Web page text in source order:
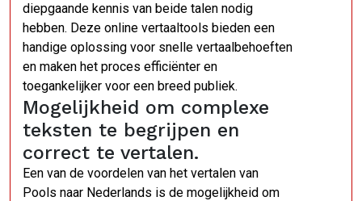
diepgaande kennis van beide talen nodig
hebben. Deze online vertaaltools bieden een
handige oplossing voor snelle vertaalbehoeften
en maken het proces efficiënter en
toegankelijker voor een breed publiek.
Mogelijkheid om complexe
teksten te begrijpen en
correct te vertalen.
Een van de voordelen van het vertalen van
Pools naar Nederlands is de mogelijkheid om